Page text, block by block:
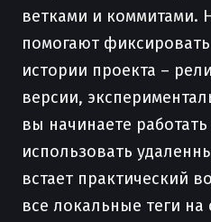
ветками и коммитами.
помогают
истории проекта –
версии,
вы начинаете
использовать
встает практический
все локальные теги на